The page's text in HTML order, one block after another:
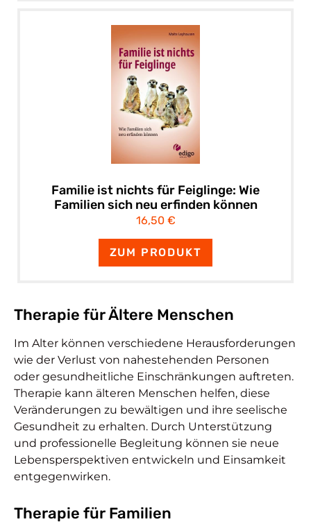
Familie ist nichts für Feiglinge: Wie
Familien sich neu erfinden können
16,50 €
ZUM PRODUKT
Therapie für Ältere Menschen
Im Alter können verschiedene Herausforderungen
wie der Verlust von nahestehenden Personen
oder gesundheitliche Einschränkungen auftreten.
Therapie kann älteren Menschen helfen, diese
Veränderungen zu bewältigen und ihre seelische
Gesundheit zu erhalten. Durch Unterstützung
und professionelle Begleitung können sie neue
Lebensperspektiven entwickeln und Einsamkeit
entgegenwirken.
Therapie für Familien